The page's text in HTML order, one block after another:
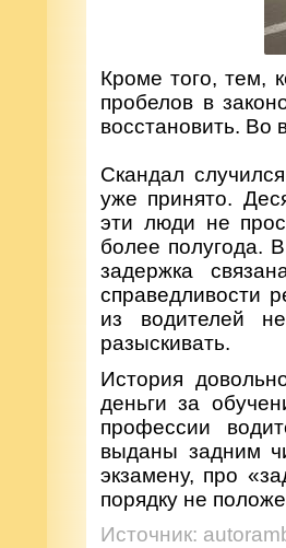
Кроме того, тем,
пробелов в
восстановить. Во
Скандал
уже принято.
эти люди не
более полугода.
задержка
справедливости
из водителей
разыскивать.
История
деньги за
профессии
выданы задним
экзамену, про
порядку не
Источник: